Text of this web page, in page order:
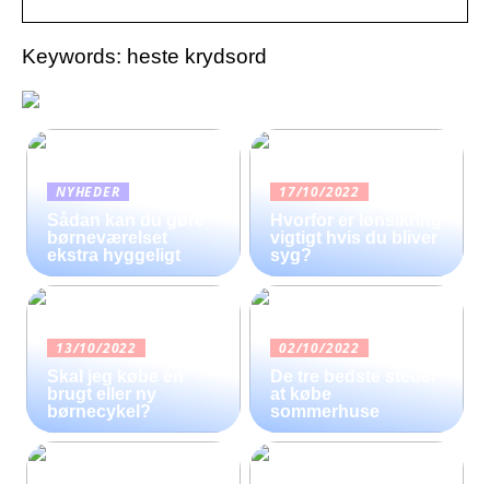
Keywords: heste krydsord
NYHEDER
Sådan kan du gøre
børneværelset
ekstra hyggeligt
17/10/2022
Hvorfor er lønsikring
vigtigt hvis du bliver
syg?
13/10/2022
Skal jeg købe en
brugt eller ny
børnecykel?
02/10/2022
De tre bedste steder
at købe
sommerhuse